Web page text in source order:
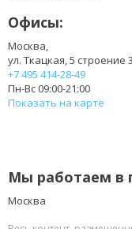
Офисы:
Москва,
ул. Ткацкая, 5 строение 3
+7 495 414-28-49
Пн-Вс 09:00-21:00
Показать на карте
Мы работаем в
Москва